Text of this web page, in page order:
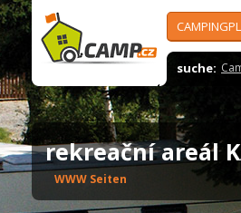
suche:
rekreační areál
WWW Seiten